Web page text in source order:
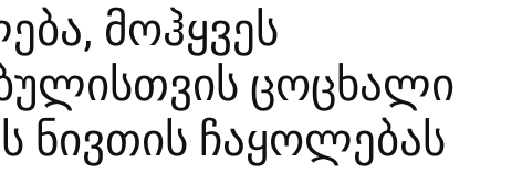
მოჰყვეს
ცოცხალი
ნივთის ჩაყოლებას